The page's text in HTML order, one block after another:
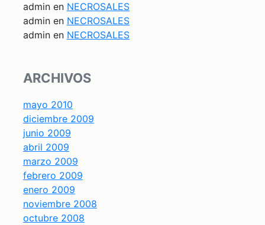
admin en NECROSALES
admin en NECROSALES
admin en NECROSALES
ARCHIVOS
mayo 2010
diciembre 2009
junio 2009
abril 2009
marzo 2009
febrero 2009
enero 2009
noviembre 2008
octubre 2008